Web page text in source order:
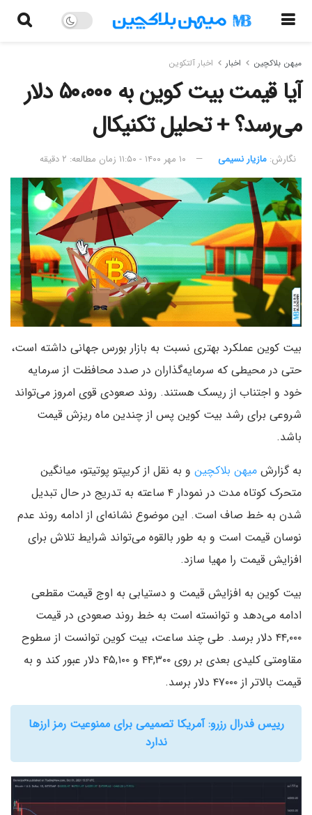
میهن بلاکچین اخبار اخبار آلتکوین
آیا قیمت بیت کوین به ۵۰،۰۰۰ دلار
می‌رسد؟ + تحلیل تکنیکال
نگارش:‌ مازیار نسیمی ۱۰ مهر ۱۴۰۰ - ۱۱:۵۰ زمان مطالعه: ۲ دقیقه
بیت کوین عملکرد بهتری نسبت به بازار بورس جهانی داشته است،
حتی در محیطی که سرمایه‌گذاران در صدد محافظت از سرمایه
خود و اجتناب از ریسک هستند. روند صعودی قوی امروز می‌تواند
شروعی برای رشد بیت کوین پس از چندین ماه ریزش قیمت
باشد.
به گزارش میهن بلاکچین و به نقل از کریپتو پوتیتو، میانگین
متحرک کوتاه مدت در نمودار ۴ ساعته به تدریج در حال تبدیل
شدن به خط صاف است. این موضوع نشانه‌ای از ادامه روند عدم
نوسان قیمت است و به طور بالقوه می‌تواند شرایط تلاش برای
افزایش قیمت را مهیا سازد.
بیت کوین به افزایش قیمت و دستیابی به اوج قیمت مقطعی
ادامه می‌دهد و توانسته است به خط روند صعودی در قیمت
۴۴,۰۰۰ دلار برسد. طی چند ساعت، بیت کوین توانست از سطوح
مقاومتی کلیدی بعدی بر روی ۴۴,۳۰۰ و ۴۵,۱۰۰ دلار عبور کند و به
قیمت بالاتر از ۴۷۰۰۰ دلار برسد.
رییس فدرال رزرو: آمریکا تصمیمی برای ممنوعیت رمز ارزها
ندارد